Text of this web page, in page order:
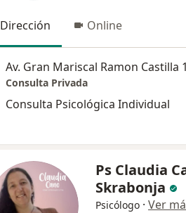
Dirección Online
Consulta Privada
Consulta Psicológica Individual
Ps Claudia
Skrabonja
Psicólogo · Ver